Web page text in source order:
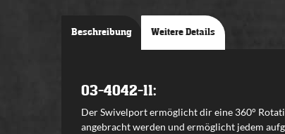
Beschreibung Weitere Details
03-4042-11:
Der Swivelport ermöglicht dir eine 360°
angebracht werden und ermöglicht jedem